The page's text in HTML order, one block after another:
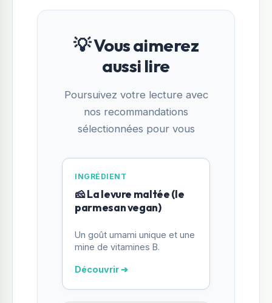
💡 Vous aimerez
aussi lire
Poursuivez votre lecture avec
nos recommandations
sélectionnées pour vous
INGRÉDIENT
🧀 La levure maltée (le
parmesan vegan)
Un goût umami unique et une
mine de vitamines B.
Découvrir ➔